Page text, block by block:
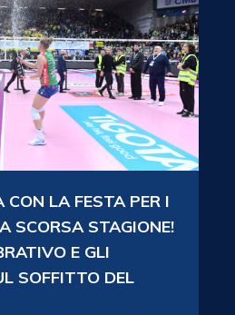
LA FESTA PER I
SCORSA STAGIONE!
E GLI
SOFFITTO DEL